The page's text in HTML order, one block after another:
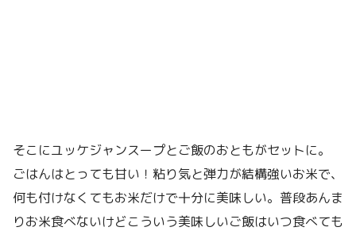
そこにユッケジャンスープとご飯のおともがセットに。
ごはんはとっても甘い！粘り気と弾力が結構強いお米で、
何も付けなくてもお米だけで十分に美味しい。普段あんま
りお米食べないけどこういう美味しいご飯はいつ食べても